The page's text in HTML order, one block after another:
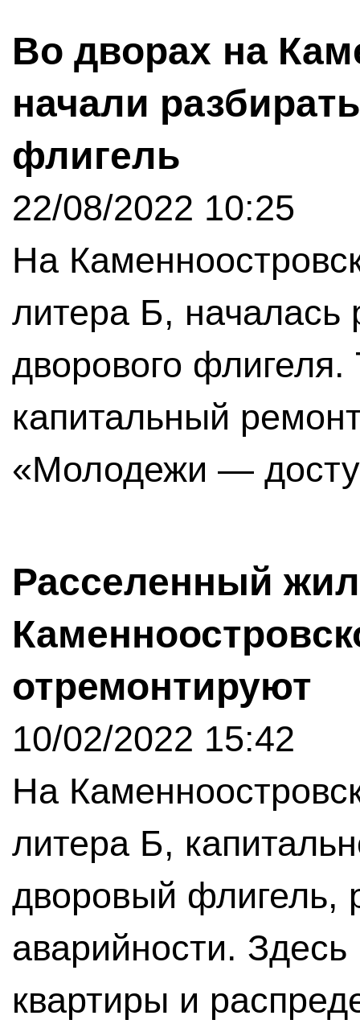
Во дворах на
начали
флигель
22/08/2022 10:25
На
литера Б, началась
дворового
капитальный
«Молодежи —
Расселенный
отремонтируют
10/02/2022 15:42
На
литера Б,
дворовый флигель,
аварийности. Здесь
квартиры и